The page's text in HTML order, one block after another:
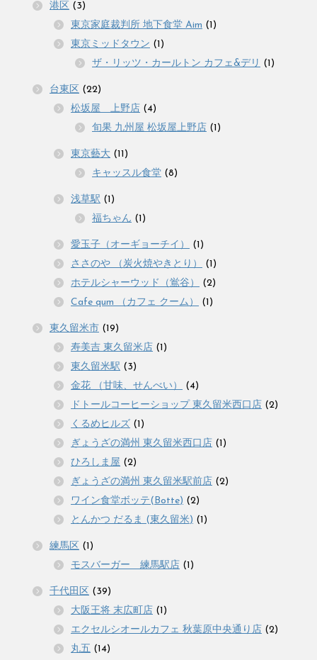
港区 (3)
東京家庭裁判所 地下食堂 Aim (1)
東京ミッドタウン (1)
ザ・リッツ・カールトン カフェ&デリ (1)
台東区 (22)
松坂屋 上野店 (4)
旬果 九州屋 松坂屋上野店 (1)
東京藝大 (11)
キャッスル食堂 (8)
浅草駅 (1)
福ちゃん (1)
愛玉子（オーギョーチイ）
(1)
ささのや （炭火焼やきとり）
(1)
ホテルシャーウッド（鴬谷）
(2)
Cafe qum （カフェ クーム）
(1)
東久留米市 (19)
寿美吉 東久留米店 (1)
東久留米駅 (3)
金花 （甘味、せんべい）
(4)
ドトールコーヒーショップ 東久留米西口店 (2)
くるめヒルズ (1)
ぎょうざの満州 東久留米西口店 (1)
ひろしま屋 (2)
ぎょうざの満州 東久留米駅前店 (2)
ワイン食堂ボッテ(Botte) (2)
とんかつ だるま (東久留米) (1)
練馬区 (1)
モスバーガー 練馬駅店 (1)
千代田区 (39)
大阪王将 末広町店 (1)
エクセルシオールカフェ 秋葉原中央通り店 (2)
丸五 (14)